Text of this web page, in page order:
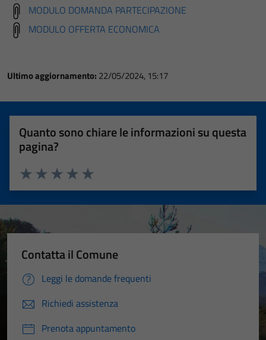
MODULO DOMANDA PARTECIPAZIONE
MODULO OFFERTA ECONOMICA
Ultimo aggiornamento: 22/05/2024, 15:17
Quanto sono chiare le informazioni su questa
pagina?
Valuta 5 stelle su 5
Valuta 4 stelle su 5
Valuta 3 stelle su 5
Valuta 2 stelle su 5
Valuta 1 stelle su 5
Contatta il Comune
Leggi le domande frequenti
Richiedi assistenza
Prenota appuntamento